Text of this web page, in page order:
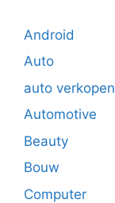
Android
Auto
auto verkopen
Automotive
Beauty
Bouw
Computer